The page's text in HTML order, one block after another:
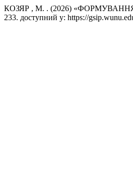
КОЗЯР , М. . (2026)
233. доступний у: https://